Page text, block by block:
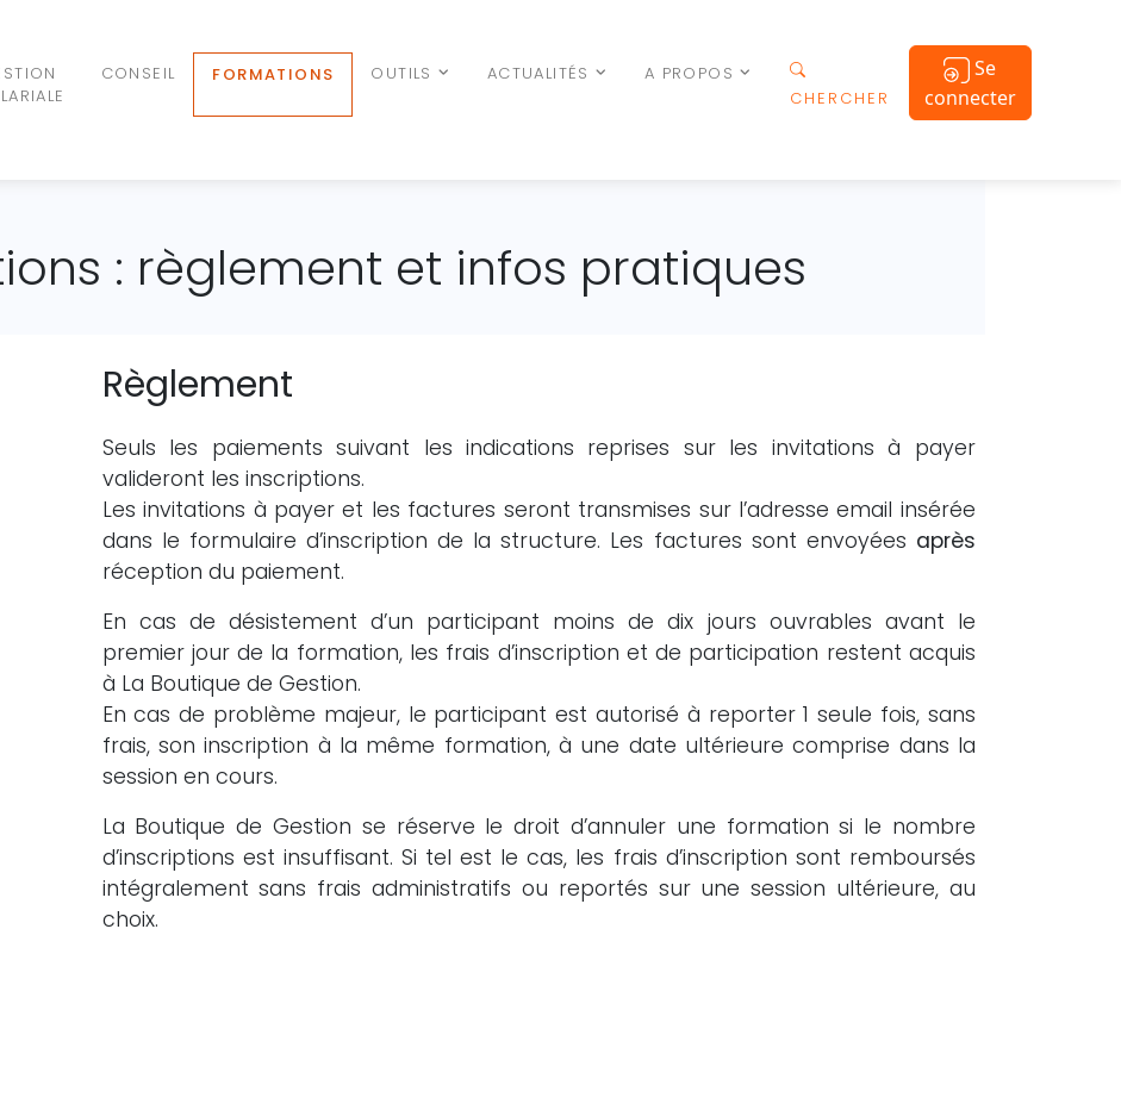
CONSEIL FORMATIONS OUTILS ACTUALITÉS
A PROPOS
CHERCHER
Se
connecter
: règlement et infos pratiques
Règlement
Seuls les paiements suivant les indications reprises sur les invitations à payer
valideront les inscriptions.
Les invitations à payer et les factures seront transmises sur l’adresse email insérée
dans le formulaire d’inscription de la structure. Les factures sont envoyées après
réception du paiement.
En cas de désistement d’un participant moins de dix jours ouvrables avant le
premier jour de la formation, les frais d’inscription et de participation restent acquis
à La Boutique de Gestion.
En cas de problème majeur, le participant est autorisé à reporter 1 seule fois, sans
frais, son inscription à la même formation, à une date ultérieure comprise dans la
session en cours.
La Boutique de Gestion se réserve le droit d’annuler une formation si le nombre
d’inscriptions est insuffisant. Si tel est le cas, les frais d’inscription sont remboursés
intégralement sans frais administratifs ou reportés sur une session ultérieure, au
choix.